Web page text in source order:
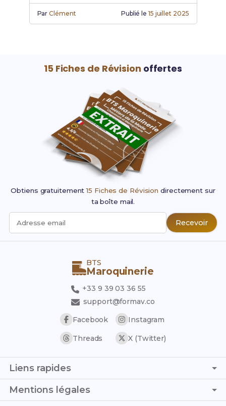
maroquinerie de premier choix.
ParClément Publié le 15 juillet 2025
15 Fiches de Révision offertes
Obtiens gratuitement15 Fiches de Révision directement sur
ta boîte mail.
Adresse email Recevoir
BTS
Maroquinerie
+33 9 39 03 36 55
support@formav.co
Facebook
Instagram
Threads X (Twitter)
Liens rapides
Page d'accueil
Simulateur de notes
Mentions légales